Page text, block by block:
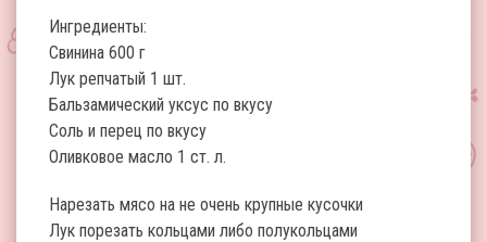
Ингредиенты:
Свинина 600 г
Лук репчатый 1 шт.
Бальзамический уксус по вкусу
Соль и перец по вкусу
Оливковое масло 1 ст. л.
Нарезать мясо на не очень крупные кусочки
Лук порезать кольцами либо полукольцами